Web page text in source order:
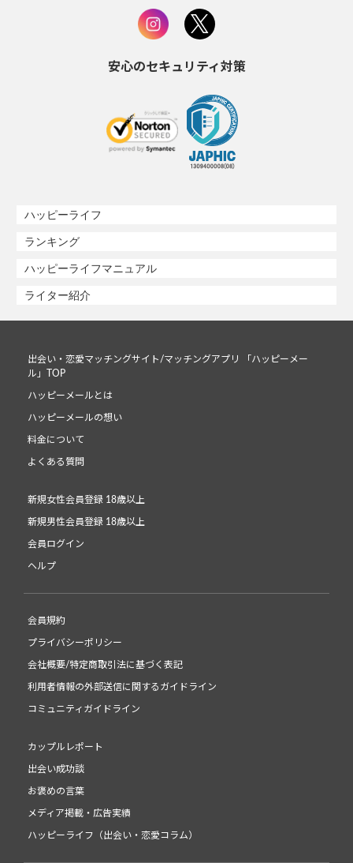
安心のセキュリティ対策
ハッピーライフ
ランキング
ハッピーライフマニュアル
ライター紹介
出会い・恋愛マッチングサイト/マッチングアプリ 「ハッピーメー
ル」TOP
ハッピーメールとは
ハッピーメールの想い
料金について
よくある質問
新規女性会員登録 18歳以上
新規男性会員登録 18歳以上
会員ログイン
ヘルプ
会員規約
プライバシーポリシー
会社概要/特定商取引法に基づく表記
利用者情報の外部送信に関するガイドライン
コミュニティガイドライン
カップルレポート
出会い成功談
お褒めの言葉
メディア掲載・広告実績
ハッピーライフ（出会い・恋愛コラム）